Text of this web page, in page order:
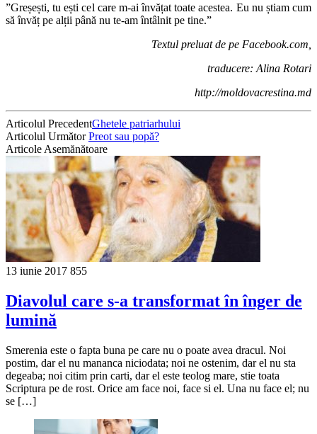
”Greșești, tu ești cel care m-ai învățat toate acestea. Eu nu știam cum
să învăț pe alții până nu te-am întâlnit pe tine.”
Textul preluat de pe Facebook.com,
traducere: Alina Rotari
http://moldovacrestina.md
Articolul PrecedentGhetele patriarhului
Articolul UrmătorPreot sau popă?
Articole Asemănătoare
13 iunie 2017 855
Diavolul care s-a transformat în înger de
lumină
Smerenia este o fapta buna pe care nu o poate avea dracul. Noi
postim, dar el nu mananca niciodata; noi ne ostenim, dar el nu sta
degeaba; noi citim prin carti, dar el este teolog mare, stie toata
Scriptura pe de rost. Orice am face noi, face si el. Una nu face el; nu
se […]